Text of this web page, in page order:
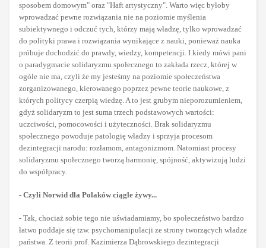
sposobem domowym" oraz "Haft artystyczny". Warto więc byłoby
wprowadzać pewne rozwiązania nie na poziomie myślenia
subiektywnego i odczuć tych, którzy mają władzę, tylko wprowadzać
do polityki prawa i rozwiązania wynikające z nauki, ponieważ nauka
próbuje dochodzić do prawdy, wiedzy, kompetencji. I kiedy mówi pani
o paradygmacie solidaryzmu społecznego to zakłada rzecz, której w
ogóle nie ma, czyli że my jesteśmy na poziomie społeczeństwa
zorganizowanego, kierowanego poprzez pewne teorie naukowe, z
których politycy czerpią wiedzę. A to jest grubym nieporozumieniem,
gdyż solidaryzm to jest suma trzech podstawowych wartości:
uczciwości, pomocowości i użyteczności. Brak solidaryzmu
społecznego powoduje patologię władzy i sprzyja procesom
dezintegracji narodu: rozłamom, antagonizmom. Natomiast procesy
solidaryzmu społecznego tworzą harmonię, spójność, aktywizują ludzi
do współpracy.
- Czyli Norwid dla Polaków ciągle żywy...
- Tak, chociaż sobie tego nie uświadamiamy, bo społeczeństwo bardzo
łatwo poddaje się tzw. psychomanipulacji ze strony tworzących władze
państwa. Z teorii prof. Kazimierza Dąbrowskiego dezintegracji